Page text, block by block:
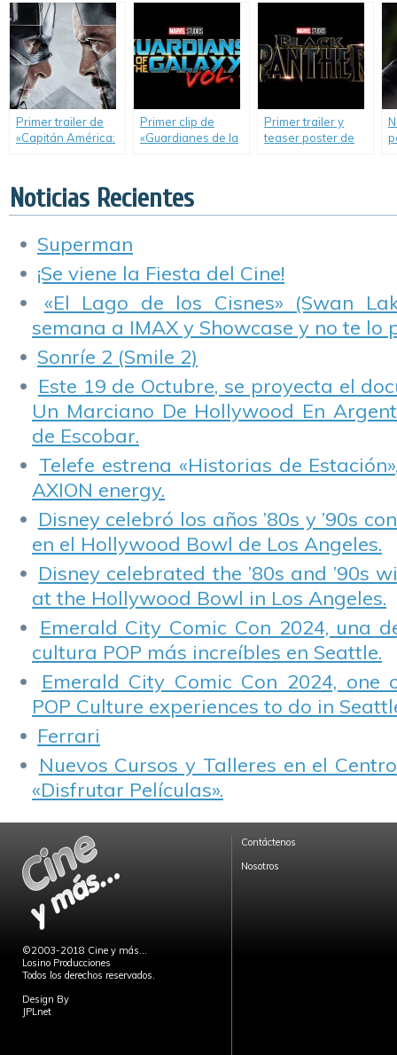
Future Past)
Primer trailer de
«Capitán América:
Primer clip de
«Guardianes de la
Primer trailer y
teaser poster de
Noticias Recientes
Superman
¡Se viene la Fiesta del Cine!
«El Lago de los Cisnes» (Swan
semana a IMAX y Showcase y no te lo
Sonríe 2 (Smile 2)
Este 19 de Octubre, se proyecta el
Un Marciano De Hollywood En
de Escobar.
Telefe estrena «Historias de
AXION energy.
Disney celebró los años ’80s y ’90s
en el Hollywood Bowl de Los Angeles.
Disney celebrated the ’80s and ’90s
at the Hollywood Bowl in Los Angeles.
Emerald City Comic Con 2024, una
cultura POP más increíbles en Seattle.
Emerald City Comic Con 2024,
POP Culture experiences to do in
Ferrari
Nuevos Cursos y Talleres en el
«Disfrutar Películas».
©2003-2018 Cine y más...
Losino Producciones
Todos los derechos reservados.
Design By
JPLnet
Contáctenos
Nosotros